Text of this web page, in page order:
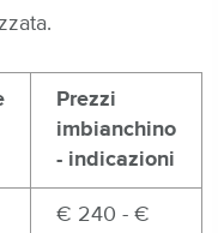
Prezzi
imbianchino
- indicazioni
€ 240 - €